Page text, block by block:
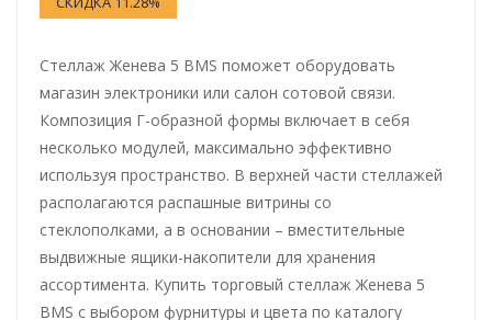
Стеллаж Женева 5 BMS поможет оборудовать
магазин электроники или салон сотовой связи.
Композиция Г-образной формы включает в себя
несколько модулей, максимально эффективно
используя пространство. В верхней части стеллажей
располагаются распашные витрины со
стеклополками, а в основании – вместительные
выдвижные ящики-накопители для хранения
ассортимента. Купить торговый стеллаж Женева 5
BMS с выбором фурнитуры и цвета по каталогу